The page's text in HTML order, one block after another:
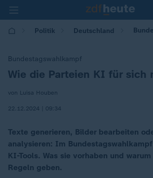
Politik Deutschland
Bundestagswahlkampf
:
Wie die Parteien KI für sich
von Luisa Houben
22.12.2024 | 09:34
Texte generieren, Bilder bearbeiten
analysieren: Im
KI-Tools. Was sie vorhaben und
Regeln geben.